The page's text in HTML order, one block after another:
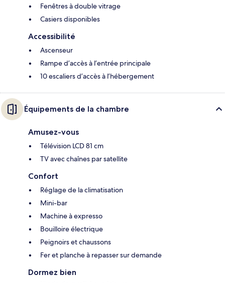
Fenêtres à double vitrage
Casiers disponibles
Accessibilité
Ascenseur
Rampe d’accès à l’entrée principale
10 escaliers d’accès à l’hébergement
Équipements de la chambre
Amusez-vous
Télévision LCD 81 cm
TV avec chaînes par satellite
Confort
Réglage de la climatisation
Mini-bar
Machine à expresso
Bouilloire électrique
Peignoirs et chaussons
Fer et planche à repasser sur demande
Dormez bien